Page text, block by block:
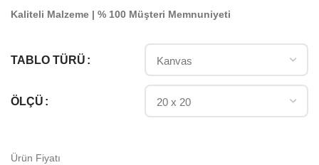
Kaliteli Malzeme | % 100 Müşteri Memnuniyeti
TABLO TÜRÜ
ÖLÇÜ
Ürün Fiyatı